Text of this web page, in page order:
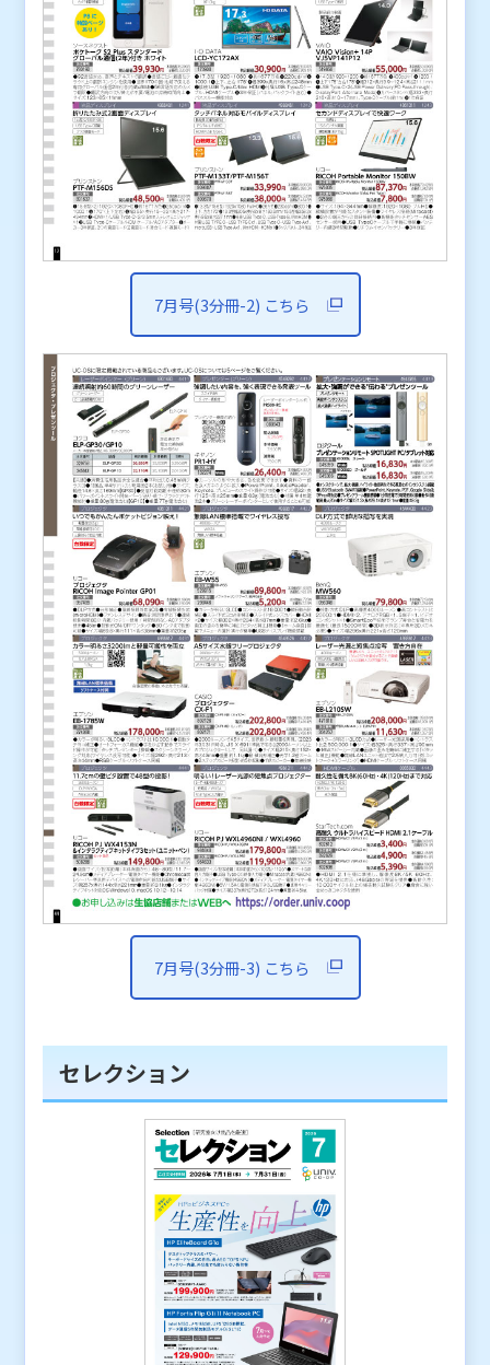
7月号(3分冊-2) こちら
7月号(3分冊-3) こちら
セレクション